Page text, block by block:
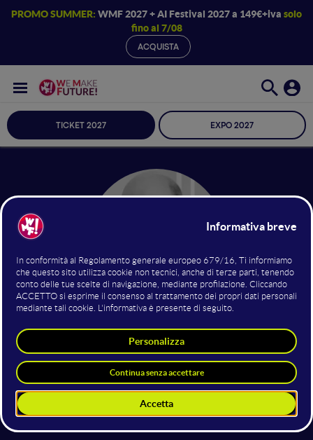
PROMO SUMMER: WMF 2027 + AI Festival 2027 a 149€+iva solo
fino al 7/08
ACQUISTA
TICKET 2027 EXPO 2027
Co-founder & President
Analytics Boosters
24 giugno 2017 19:00 - 19:40
Web Analytics